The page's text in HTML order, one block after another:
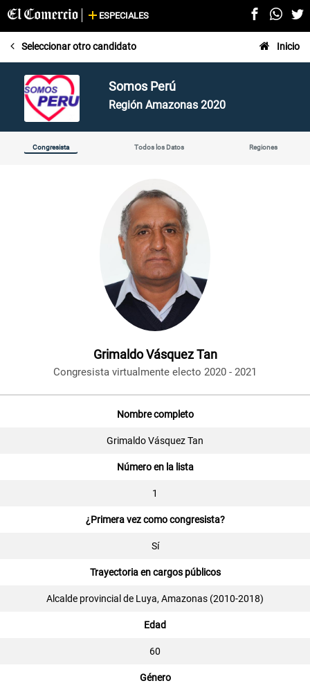
ESPECIALES
 Seleccionar otro candidato Inicio
Somos Perú
Región Amazonas 2020
Congresista Todos los Datos Regiones
Grimaldo Vásquez Tan
Congresista virtualmente electo 2020 - 2021
Nombre completo
Grimaldo Vásquez Tan
Número en la lista
1
¿Primera vez como congresista?
Sí
Trayectoria en cargos públicos
Alcalde provincial de Luya, Amazonas (2010-2018)
Edad
60
Género